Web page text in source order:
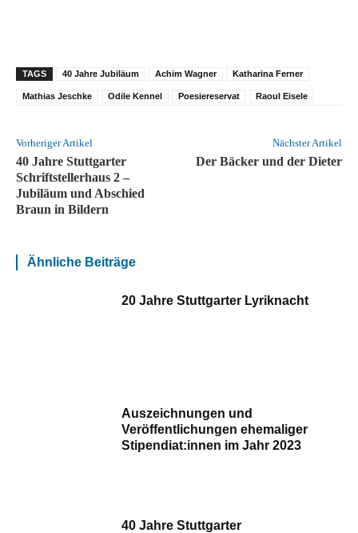
TAGS 40 Jahre Jubiläum Achim Wagner Katharina Ferner
Mathias Jeschke Odile Kennel Poesiereservat Raoul Eisele
Vorheriger Artikel
40 Jahre Stuttgarter
Schriftstellerhaus 2 –
Jubiläum und Abschied
Braun in Bildern
Nächster Artikel
Der Bäcker und der Dieter
Ähnliche Beiträge
20 Jahre Stuttgarter Lyriknacht
Auszeichnungen und
Veröffentlichungen ehemaliger
Stipendiat:innen im Jahr 2023
40 Jahre Stuttgarter